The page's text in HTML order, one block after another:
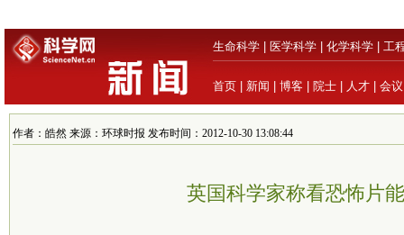
生命科学 医学科学 化学科学 工
首页 新闻 博客 院士 人才 会议
作者：皓然 来源：环球时报 发布时间：2012-10-30 13:08:44
英国科学家称看恐怖片